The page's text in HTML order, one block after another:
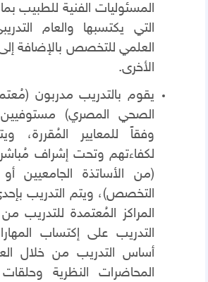
المسئوليات الفنية للطبيب
التي يكتسبها والعام
العلمي للتخصص بالإضافة إلى
الأخرى.
يقوم بالتدريب مدربون
الصحي المصري) مستوفيين
وفقاً للمعايير المُقررة،
لكفاءتهم وتحت إشراف
(من الأساتذة الجامعيين
التخصص)، ويتم التدريب
المراكز المُعتمدة للتدريب
التدريب على إكتساب
أساس التدريب من خلال
المحاضرات النظرية